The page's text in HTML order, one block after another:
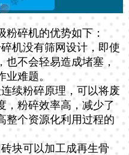
粉碎机的优势如下：
机没有筛网设计，即使
也不会轻易造成堵塞，
业难题。
续粉碎原理，可以将废
，粉碎效率高，减少了
整个资源化利用过程的
块可以加工成再生骨